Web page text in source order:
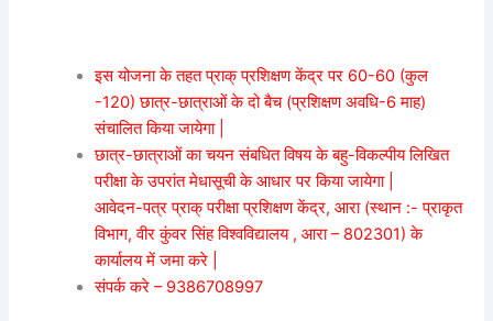
इस योजना के तहत प्राक् प्रशिक्षण केंद्र पर 60-60 (कुल
-120) छात्र-छात्राओं के दो बैच (प्रशिक्षण अवधि-6 माह)
संचालित किया जायेगा |
छात्र-छात्राओं का चयन संबधित विषय के बहु-विकल्पीय लिखित
परीक्षा के उपरांत मेधासूची के आधार पर किया जायेगा |
आवेदन-पत्र प्राक् परीक्षा प्रशिक्षण केंद्र, आरा (स्थान :- प्राकृत
विभाग, वीर कुंवर सिंह विश्वविद्यालय , आरा – 802301) के
कार्यालय में जमा करे |
संपर्क करे – 9386708997